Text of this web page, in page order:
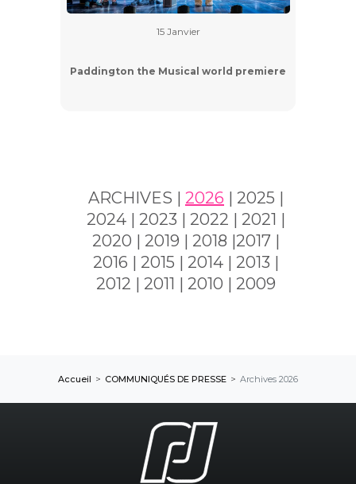
15 Janvier
Paddington the Musical world premiere
ARCHIVES | 2026 | 2025 |
2024 | 2023 | 2022 | 2021 |
2020 | 2019 | 2018 |2017 |
2016 | 2015 | 2014 | 2013 |
2012 | 2011 | 2010 | 2009
Accueil COMMUNIQUÉS DE PRESSE Archives 2026